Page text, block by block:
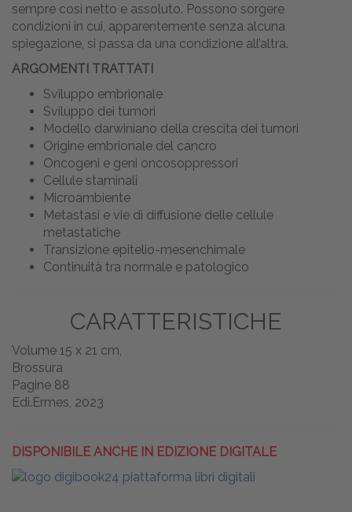
sempre così netto e assoluto. Possono sorgere
condizioni in cui, apparentemente senza alcuna
spiegazione, si passa da una condizione all’altra.
ARGOMENTI TRATTATI
Sviluppo embrionale
Sviluppo dei tumori
Modello darwiniano della crescita dei tumori
Origine embrionale del cancro
Oncogeni e geni oncosoppressori
Cellule staminali
Microambiente
Metastasi e vie di diffusione delle cellule
metastatiche
Transizione epitelio-mesenchimale
Continuità tra normale e patologico
CARATTERISTICHE
Volume 15 x 21 cm,
Brossura
Pagine 88
Edi.Ermes, 2023
DISPONIBILE ANCHE IN EDIZIONE DIGITALE